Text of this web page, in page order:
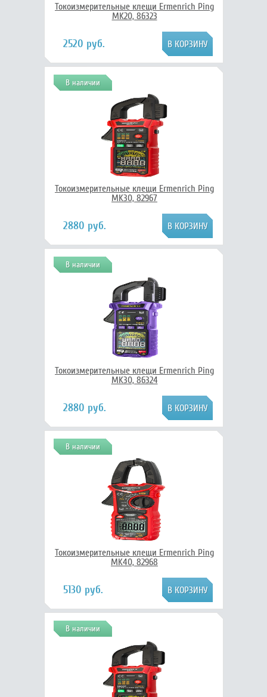
Токоизмерительные клещи Ermenrich Ping
MK20, 86323
2520 руб.
В наличии
Токоизмерительные клещи Ermenrich Ping
MK30, 82967
2880 руб.
В наличии
Токоизмерительные клещи Ermenrich Ping
MK30, 86324
2880 руб.
В наличии
Токоизмерительные клещи Ermenrich Ping
MK40, 82968
5130 руб.
В наличии